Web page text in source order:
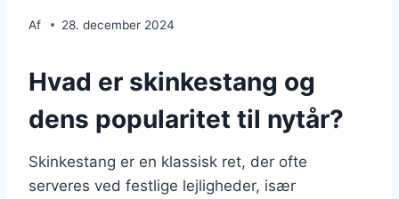
Af 28. december 2024
Hvad er skinkestang og
dens popularitet til nytår?
Skinkestang er en klassisk ret, der ofte
serveres ved festlige lejligheder, især